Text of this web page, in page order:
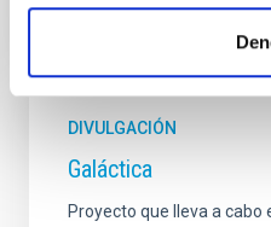
DIVULGACIÓN
Galáctica
Proyecto que lleva a cabo